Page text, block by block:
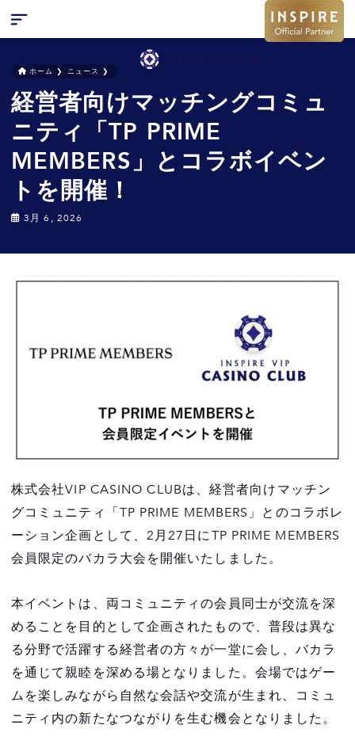
キャンペーン
お問い合わせ
特集
ニュース
検索
ホーム ❯ ニュース ❯
経営者向けマッチングコミュ
ニティ「TP PRIME
MEMBERS」とコラボイベン
トを開催！
3月 6, 2026
株式会社VIP CASINO CLUBは、経営者向けマッチン
グコミュニティ「TP PRIME MEMBERS」とのコラボレ
ーション企画として、2月27日にTP PRIME MEMBERS
会員限定のバカラ大会を開催いたしました。
本イベントは、両コミュニティの会員同士が交流を深
めることを目的として企画されたもので、普段は異な
る分野で活躍する経営者の方々が一堂に会し、バカラ
を通じて親睦を深める場となりました。会場ではゲー
ムを楽しみながら自然な会話や交流が生まれ、コミュ
ニティ内の新たなつながりを生む機会となりました。